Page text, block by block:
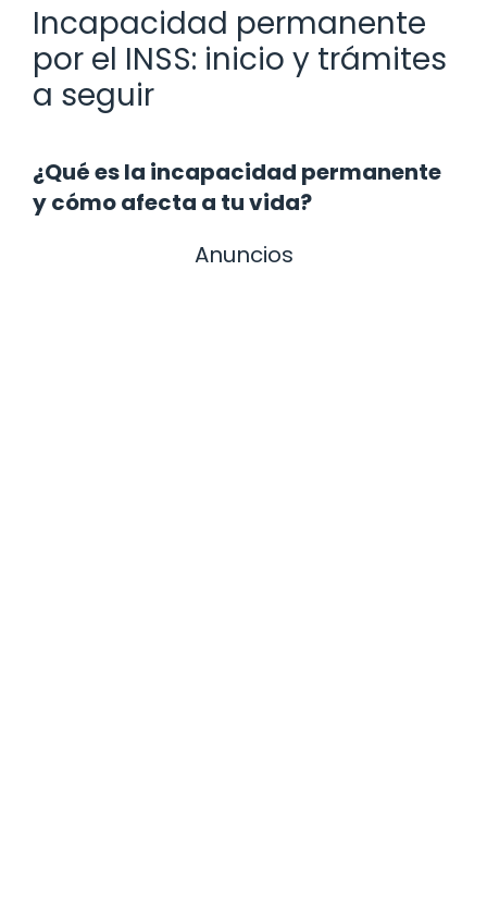
Incapacidad permanente
por el INSS: inicio y trámites
a seguir
¿Qué es la incapacidad permanente
y cómo afecta a tu vida?
Anuncios